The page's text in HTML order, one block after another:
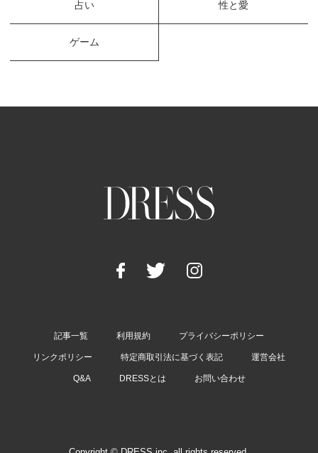
占い 性と愛
ゲーム
記事一覧 利用規約 プライバシーポリシー
リンクポリシー 特定商取引法に基づく表記 運営会社
Q&A DRESSとは お問い合わせ